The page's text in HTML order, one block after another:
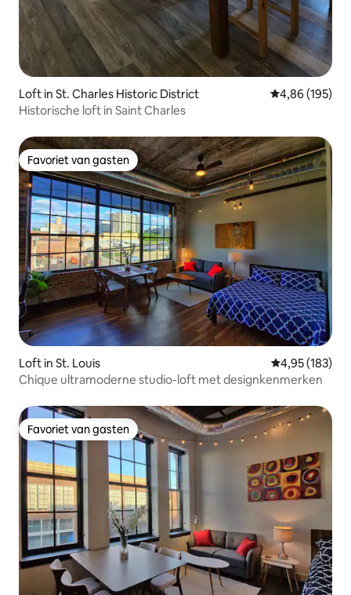
Loft in St. Charles Historic District Gemiddelde
4,86 (195)
Historische loft in Saint Charles
Favoriet van gasten
Favoriet van gasten
Loft in St. Louis Gemiddelde
4,95 (183)
Chique ultramoderne studio-loft met designkenmerken
Favoriet van gasten
Favoriet van gasten